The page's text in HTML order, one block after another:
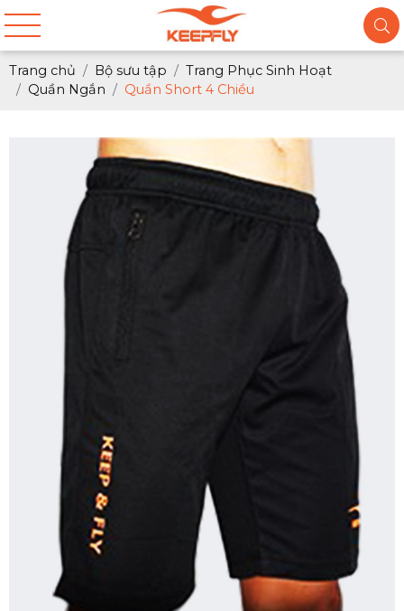
Trang chủ Bộ sưu tập
Trang Phục Sinh Hoạt
Quần Ngắn
Quần Short 4 Chiều